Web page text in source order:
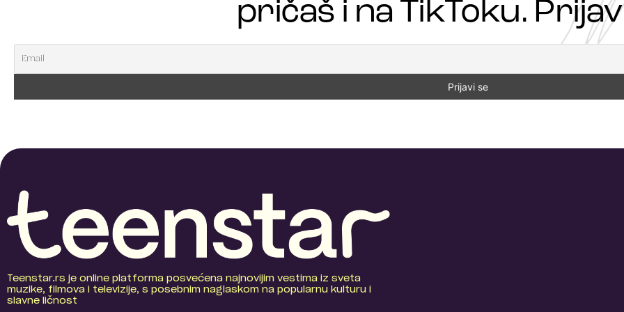
pričaš i na TikToku.
Teenstar.rs je online platforma posvećena najnovijim vestima iz sveta
muzike, filmova i televizije, s posebnim naglaskom na popularnu kulturu i
slavne ličnost